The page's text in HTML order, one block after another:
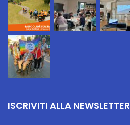
ISCRIVITI ALLA NEWSLETTER